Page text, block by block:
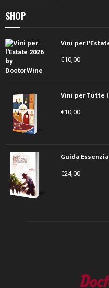
SHOP
Vini per
€10,00
Vini per Tutte
€10,00
Guida
€24,00